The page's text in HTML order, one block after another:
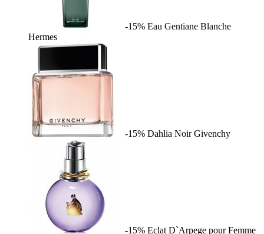
-15% Eau Gentiane Blanche
Hermes
-15% Dahlia Noir Givenchy
-15% Eclat D`Arpege pour Femme